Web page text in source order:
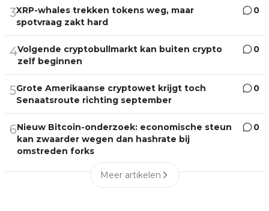
3XRP-whales trekken tokens weg, maar
spotvraag zakt hard
0
4Volgende cryptobullmarkt kan buiten crypto
zelf beginnen
0
5Grote Amerikaanse cryptowet krijgt toch
Senaatsroute richting september
0
6Nieuw Bitcoin-onderzoek: economische steun
kan zwaarder wegen dan hashrate bij
omstreden forks
0
Meer artikelen